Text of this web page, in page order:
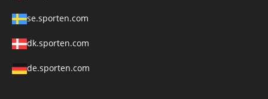
se.sporten.com
dk.sporten.com
de.sporten.com